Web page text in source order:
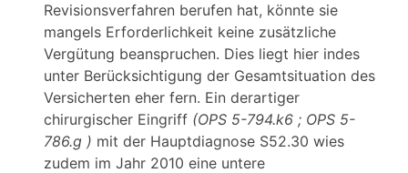
Revisionsverfahren berufen hat, könnte sie
mangels Erforderlichkeit keine zusätzliche
Vergütung beanspruchen. Dies liegt hier indes
unter Berücksichtigung der Gesamtsituation des
Versicherten eher fern. Ein derartiger
chirurgischer Eingriff (OPS 5-794.k6 ; OPS 5-
786.g ) mit der Hauptdiagnose S52.30 wies
zudem im Jahr 2010 eine untere